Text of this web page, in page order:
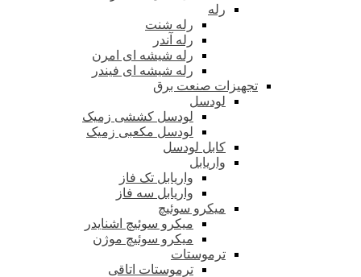
رله
رله شنت
رله آندر
رله شیشه ای امرن
رله شیشه ای فیندر
تجهیزات صنعت برق
لودسل
لودسل کششی زمیک
لودسل مکعبی زمیک
کابل لودسل
واریابل
واریابل تک فاز
واریابل سه فاز
میکرو سوئیچ
میکرو سوئیچ اشنایدر
میکرو سوئیچ موژن
ترموستات
ترموستات اتاقی